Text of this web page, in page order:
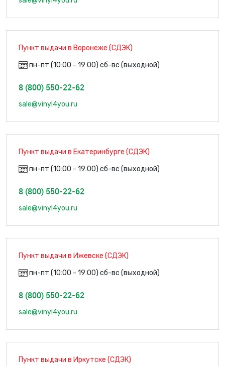
Пункт выдачи в Воронеже (СДЭК)
пн-пт (10:00 - 19:00) сб-вс (выходной)
8 (800) 550-22-62
sale@vinyl4you.ru
Пункт выдачи в Екатеринбурге (СДЭК)
пн-пт (10:00 - 19:00) сб-вс (выходной)
8 (800) 550-22-62
sale@vinyl4you.ru
Пункт выдачи в Ижевске (СДЭК)
пн-пт (10:00 - 19:00) сб-вс (выходной)
8 (800) 550-22-62
sale@vinyl4you.ru
Пункт выдачи в Иркутске (СДЭК)